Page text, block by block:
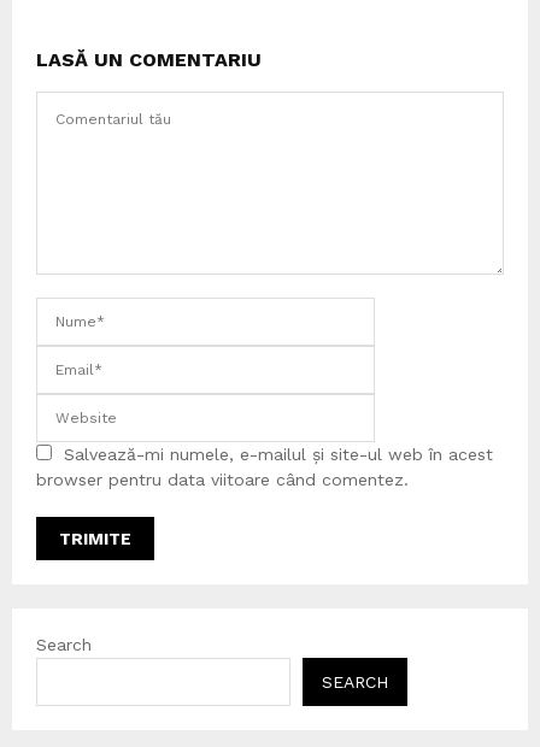
LASĂ UN COMENTARIU
Salvează-mi numele, e-mailul și site-ul web în acest
browser pentru data viitoare când comentez.
Search
SEARCH